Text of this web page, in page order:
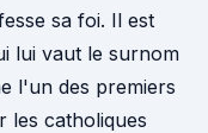
sa foi. Il est
lui vaut le surnom
l'un des premiers
les catholiques